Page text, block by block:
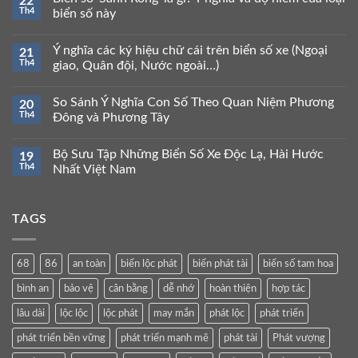
Th4
biển số này
21
Th4
Ý nghĩa các ký hiệu chữ cái trên biển số xe (Ngoại
giao, Quân đội, Nước ngoài…)
20
Th4
So Sánh Ý Nghĩa Con Số Theo Quan Niệm Phương
Đông và Phương Tây
19
Th4
Bộ Sưu Tập Những Biển Số Xe Độc Lạ, Hài Hước
Nhất Việt Nam
TAGS
68 86 an toàn biển lộc phát biển phát tài biển số tam hoa
bình an bảo vệ cân bằng dễ nhớ hoàn thiện hợp tác
lâu dài lộc lộc lộc phát may mắn phát lộc phát triển
phát triển bền vững phát triển mạnh mẽ phát tài Phát vượng